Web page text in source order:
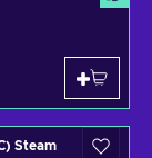
Steam